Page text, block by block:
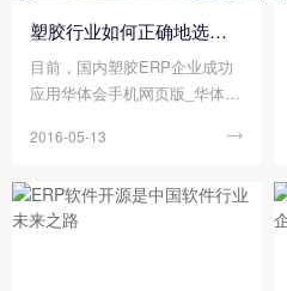
塑胶行业如何正确地选择ERP，塑胶ERP选型注意事项
目前，国内塑胶ERP企业成功
应用华体会手机网页版_华体会
程度相对比较低，尤其是能成
一体化、同步化管理的企业并
不多。
2016-05-13 